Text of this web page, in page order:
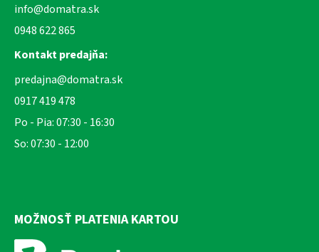
info@domatra.sk
0948 622 865
Kontakt predajňa:
predajna@domatra.sk
0917 419 478
Po - Pia: 07:30 - 16:30
So: 07:30 - 12:00
MOŽNOSŤ PLATENIA KARTOU